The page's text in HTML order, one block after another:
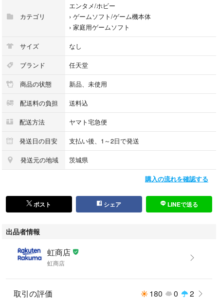
カテゴリ
エンタメ/ホビー
› ゲームソフト/ゲーム機本体
› 家庭用ゲームソフト
サイズ なし
ブランド 任天堂
商品の状態 新品、未使用
配送料の負担 送料込
配送方法 ヤマト宅急便
発送日の目安 支払い後、1～2日で発送
発送元の地域 茨城県
購入の流れを確認する
ポスト シェア LINEで送る
出品者情報
虹商店
虹商店
取引の評価 180 0 2